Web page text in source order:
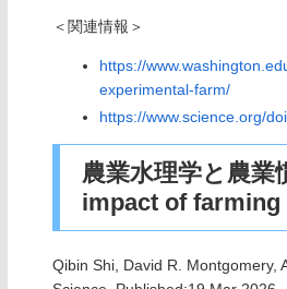
＜関連情報＞
https://
experimental-farm/
https://www.science.org/
農業水理学と農
impact of
Qibin Shi, David R. Montgomery,